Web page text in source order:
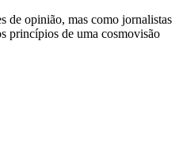
de opinião, mas como jornalistas
princípios de uma cosmovisão